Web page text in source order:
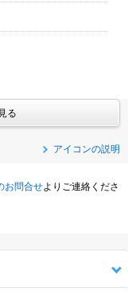
る
アイコンの説明
お問合せよりご連絡くださ